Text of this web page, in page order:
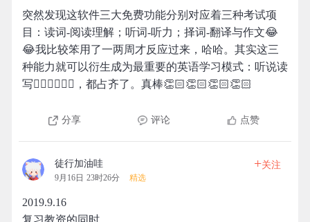
突然发现这软件三大免费功能分别对应着三种考试项
目：读词-阅读理解；听词-听力；择词-翻译与作文😂
😂我比较笨用了一两周才反应过来，哈哈。其实这三
种能力就可以衍生成为最重要的英语学习模式：听说读
写✍🏻✍🏻✍🏻，都占齐了。真棒👏🏻👏🏻👏🏻👏🏻
分享 评论 点赞
徒行加油哇
9月16日 23时26分 精选
+关注
2019.9.16
复习教资的同时